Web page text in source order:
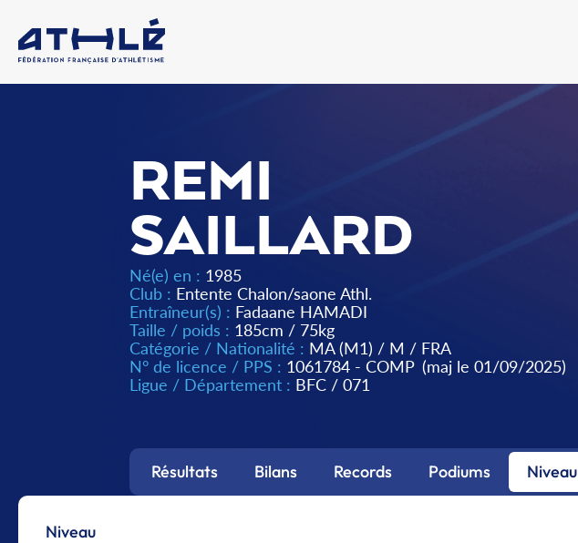
REMI
SAILLARD
Né(e) en : 1985
Club : Entente Chalon/saone Athl.
Entraîneur(s) : Fadaane HAMADI
Taille / poids : 185cm / 75kg
Catégorie / Nationalité : MA (M1) / M / FRA
N° de licence / PPS : 1061784 - COMP (maj le 01/09/2025)
Ligue / Département : BFC / 071
Résultats Bilans Records Podiums Niveau
Niveau